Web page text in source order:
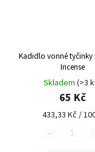
Kadidlo vonné tyčinky
Incense
Skladem (>3
65 Kč
433,33 Kč /